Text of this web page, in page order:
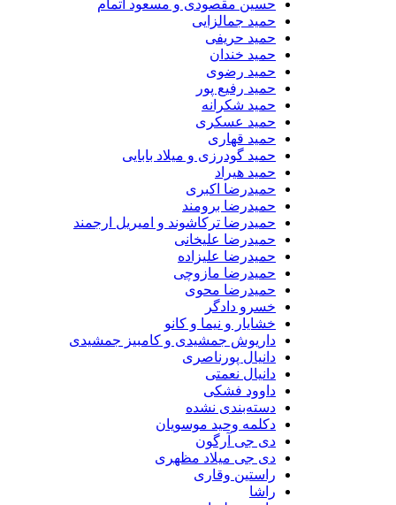
حسین مقصودی و مسعود اتمام
حمید جمالزایی
حمید حریفی
حمید خندان
حمید رضوی
حمید رفیع پور
حمید شکرانه
حمید عسکری
حمید قهاری
حمید گودرزی و میلاد بابایی
حمید هیراد
حمیدرضا اکبری
حمیدرضا برومند
حمیدرضا ترکاشوند و امیریل ارجمند
حمیدرضا علیخانی
حمیدرضا علیزاده
حمیدرضا مازوچی
حمیدرضا محوی
خسرو دادگر
خشایار و نیما و کانو
داریوش جمشیدی و کامبیز جمشیدی
دانیال پورناصری
دانیال نعمتی
داوود فشکی
دسته‌بندی نشده
دکلمه وحید موسویان
دی جی آرگون
دی جی میلاد مظهری
راستین وقاری
راشا